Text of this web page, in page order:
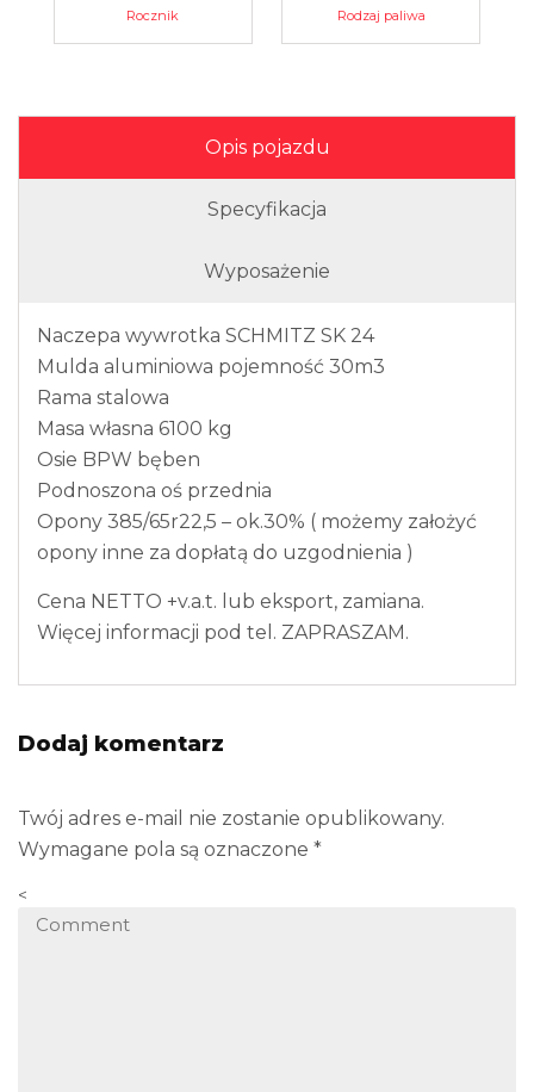
Rocznik Rodzaj paliwa
Opis pojazdu
Specyfikacja
Wyposażenie
Naczepa wywrotka SCHMITZ SK 24
Mulda aluminiowa pojemność 30m3
Rama stalowa
Masa własna 6100 kg
Osie BPW bęben
Podnoszona oś przednia
Opony 385/65r22,5 – ok.30% ( możemy założyć
opony inne za dopłatą do uzgodnienia )
Cena NETTO +v.a.t. lub eksport, zamiana.
Więcej informacji pod tel. ZAPRASZAM.
Dodaj komentarz
Twój adres e-mail nie zostanie opublikowany.
Wymagane pola są oznaczone *
<